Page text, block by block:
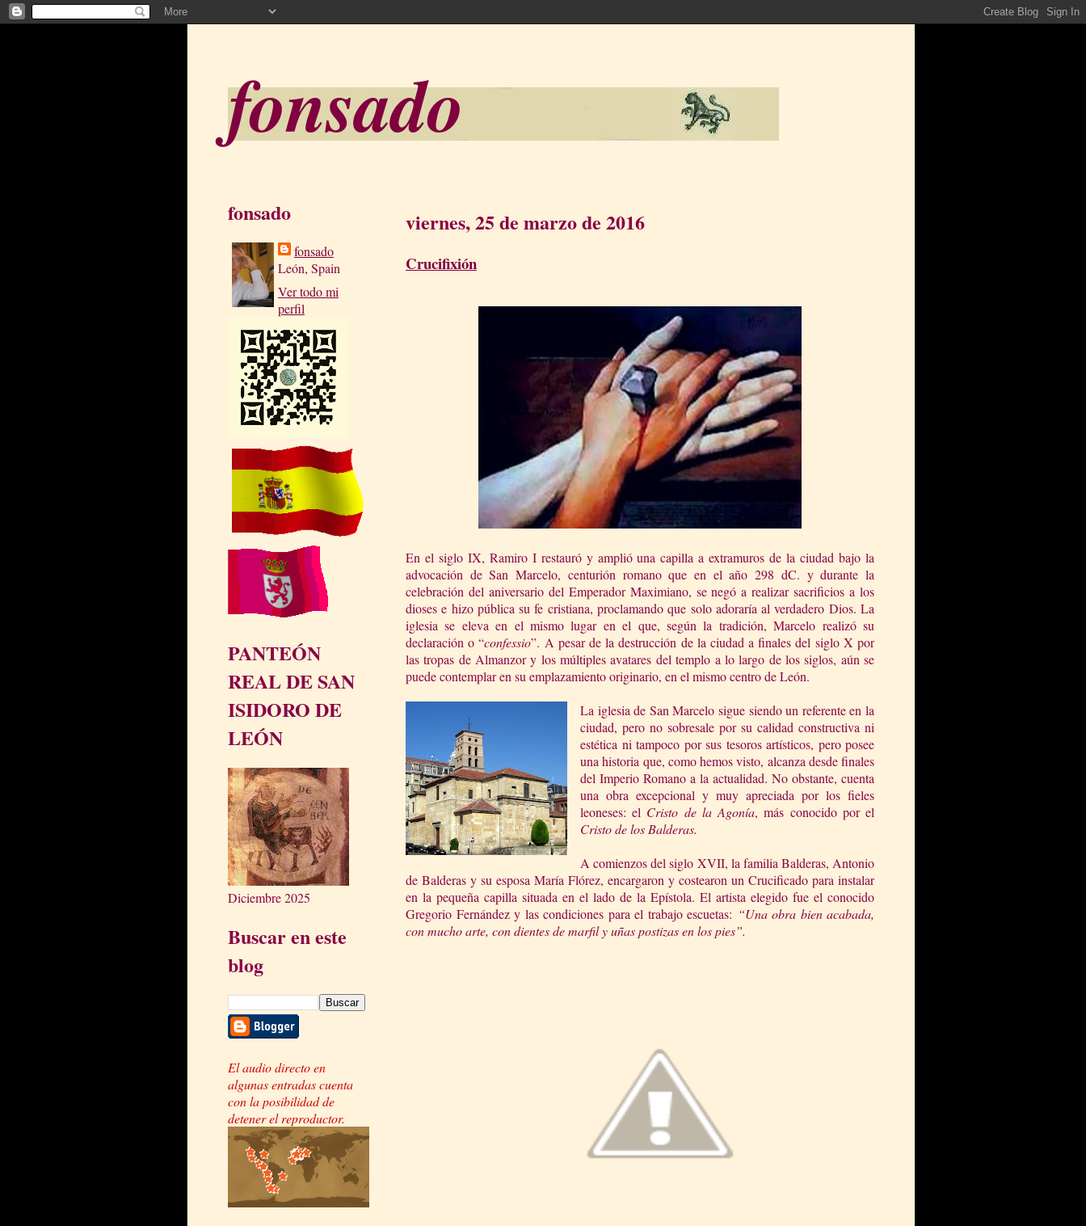
fonsado
fonsado
fonsado
León, Spain
Ver todo mi
perfil
PANTEÓN
REAL DE SAN
ISIDORO DE
LEÓN
Diciembre 2025
Buscar en este
blog
El audio directo en
algunas entradas cuenta
con la posibilidad de
detener el reproductor.
viernes, 25 de marzo de 2016
Crucifixión
En el siglo IX, Ramiro I restauró y amplió una capilla a extramuros de la ciudad bajo la
advocación de San Marcelo, centurión romano que en el año 298 dC. y durante la
celebración del aniversario del Emperador Maximiano, se negó a realizar sacrificios a los
dioses e hizo pública su fe cristiana, proclamando que solo adoraría al verdadero Dios. La
iglesia se eleva en el mismo lugar en el que, según la tradición, Marcelo realizó su
declaración o “confessio”. A pesar de la destrucción de la ciudad a finales del siglo X por
las tropas de Almanzor y los múltiples avatares del templo a lo largo de los siglos, aún se
puede contemplar en su emplazamiento originario, en el mismo centro de León.
La iglesia de San Marcelo sigue siendo un referente en la
ciudad, pero no sobresale por su calidad constructiva ni
estética ni tampoco por sus tesoros artísticos, pero posee
una historia que, como hemos visto, alcanza desde finales
del Imperio Romano a la actualidad. No obstante, cuenta
una obra excepcional y muy apreciada por los fieles
leoneses: el Cristo de la Agonía, más conocido por el
Cristo de los Balderas.
A comienzos del siglo XVII, la familia Balderas, Antonio
de Balderas y su esposa María Flórez, encargaron y costearon un Crucificado para instalar
en la pequeña capilla situada en el lado de la Epístola. El artista elegido fue el conocido
Gregorio Fernández y las condiciones para el trabajo escuetas: “Una obra bien acabada,
con mucho arte, con dientes de marfil y uñas postizas en los pies”.